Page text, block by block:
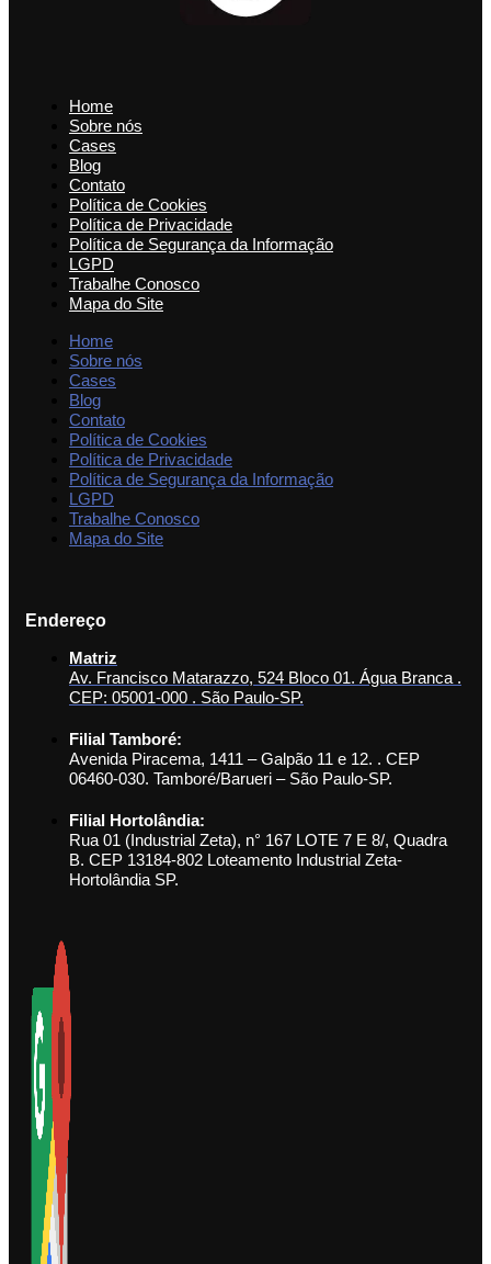
Home
Sobre nós
Cases
Blog
Contato
Política de Cookies
Política de Privacidade
Política de Segurança da Informação
LGPD
Trabalhe Conosco
Mapa do Site
Home
Sobre nós
Cases
Blog
Contato
Política de Cookies
Política de Privacidade
Política de Segurança da Informação
LGPD
Trabalhe Conosco
Mapa do Site
Endereço
Matriz
Av. Francisco Matarazzo, 524 Bloco 01. Água Branca .
CEP: 05001-000 . São Paulo-SP.
Filial Tamboré:
Avenida Piracema, 1411 – Galpão 11 e 12. . CEP
06460-030. Tamboré/Barueri – São Paulo-SP.
Filial Hortolândia:
Rua 01 (Industrial Zeta), n° 167 LOTE 7 E 8/, Quadra
B. CEP 13184-802 Loteamento Industrial Zeta-
Hortolândia SP.